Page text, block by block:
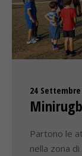
24 Settembre
Partono le
nella zona